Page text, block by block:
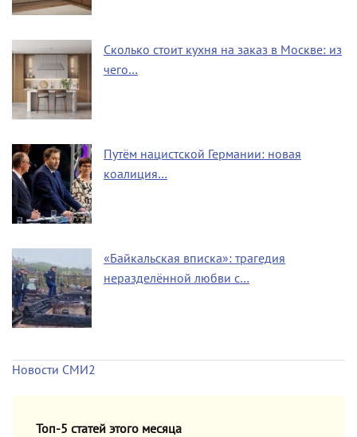
Сколько стоит кухня на заказ в Москве: из
чего…
Путём нацистской Германии: новая
коалиция…
«Байкальская вписка»: трагедия
неразделённой любви с…
Новости СМИ2
Топ-5 статей этого месяца